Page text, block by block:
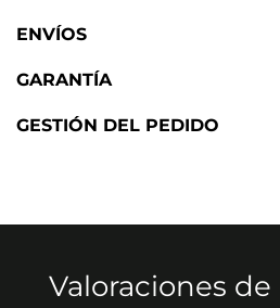
ENVÍOS
GARANTÍA
GESTIÓN DEL PEDIDO
Valoraciones